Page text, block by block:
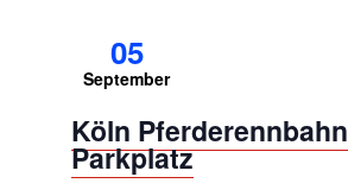
05
September
Köln Pferderennbahn
Parkplatz